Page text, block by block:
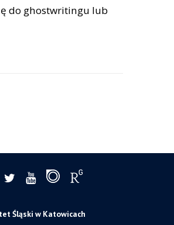
do ghostwritingu lub
Śląski w Katowicach